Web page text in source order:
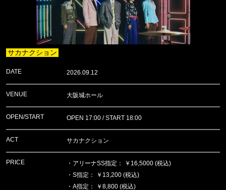
サカナクション
DATE 2026.09.12
VENUE 大阪城ホール
OPEN/START OPEN 17:00 / START 18:00
ACT サカナクション
PRICE
・アリーナSS指定： ￥16,5000 (税込)
・S指定： ￥13,200 (税込)
・A指定： ￥8,800 (税込)